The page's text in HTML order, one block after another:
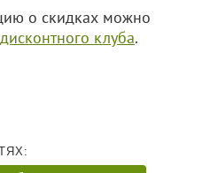
о скидках можно
дисконтного клуба.